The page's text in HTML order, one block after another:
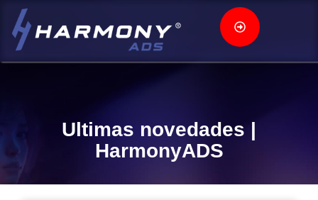
Ultimas novedades |
HarmonyADS